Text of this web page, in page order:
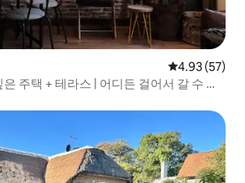
평점 4.93점(5
4.93 (57)
주택 + 테라스 | 어디든 걸어서 갈 수 있